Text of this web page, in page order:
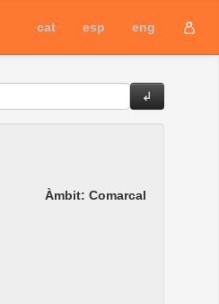
cat esp eng
Àmbit: Comarcal